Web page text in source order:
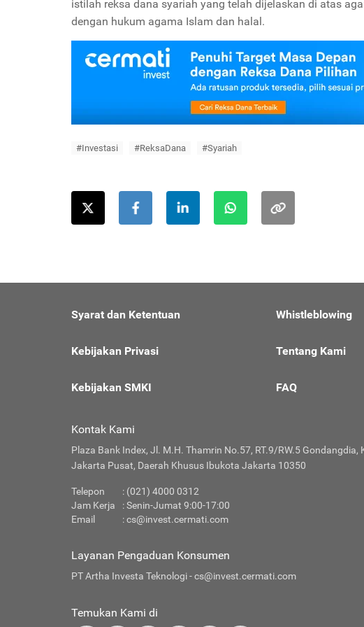
istilah reksa dana syariah yang telah dijelaskan di atas
dengan hukum agama Islam dan halal.
#Investasi #ReksaDana #Syariah
Syarat dan Ketentuan
Kebijakan Privasi
Kebijakan SMKI
Whistleblowing
Tentang Kami
FAQ
Kontak Kami
Plaza Bank Index, Jl. M.H. Thamrin No.57, RT.9/RW.5 Gondangdia,
Jakarta Pusat, Daerah Khusus Ibukota Jakarta 10350
Telepon
: (021) 4000 0312
Jam Kerja
: Senin-Jumat 9:00-17:00
Email
:cs@invest.cermati.com
Layanan Pengaduan Konsumen
PT Artha Investa Teknologi -cs@invest.cermati.com
Temukan Kami di